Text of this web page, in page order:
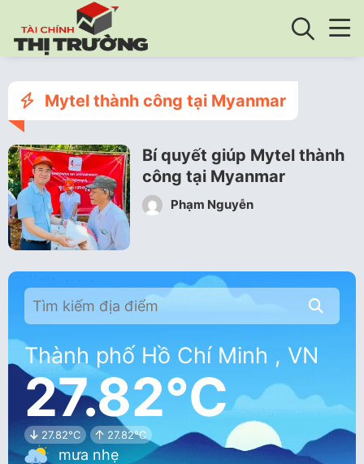
Mytel thành công tại Myanmar
Bí quyết giúp Mytel thành
công tại Myanmar
Phạm Nguyễn
Thành phố Hồ Chí Minh , VN
27.82°C
27.82°C 27.82°C
mưa nhẹ